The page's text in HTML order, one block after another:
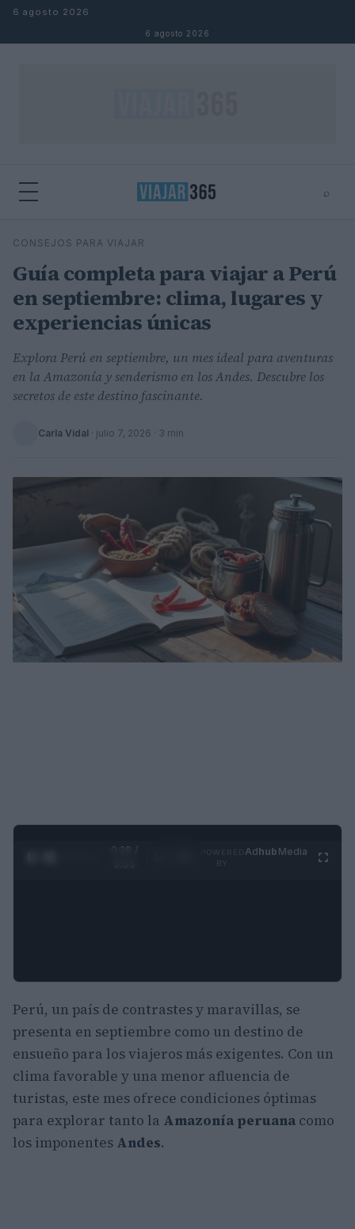
Saltar al contenido
6 agosto 2026
6 agosto 2026
⌕
Buscar
CONSEJOS PARA VIAJAR
Guía completa para viajar a Perú
en septiembre: clima, lugares y
experiencias únicas
Explora Perú en septiembre, un mes ideal para aventuras
en la Amazonía y senderismo en los Andes. Descubre los
secretos de este destino fascinante.
Carla Vidal · julio 7, 2026 · 3 min
0:29 /
Adhub Media
Perú, un país de contrastes y maravillas, se
presenta en septiembre como un destino de
ensueño para los viajeros más exigentes. Con un
clima favorable y una menor afluencia de
turistas, este mes ofrece condiciones óptimas
para explorar tanto la Amazonía peruana como
los imponentes Andes.